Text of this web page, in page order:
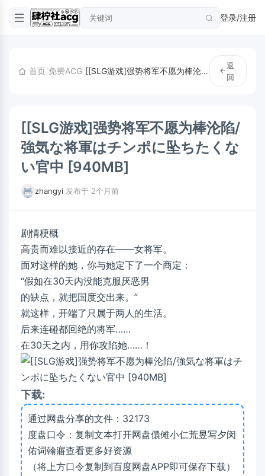
登录/注册
首页/免费ACG/ [[SLG游戏]强势将军不愿为棒沦陷/強気な将軍はチンポに坠ちたくない官中 [940MB]
返
回
[[SLG游戏]强势将军不愿为棒沦陷/
強気な将軍はチンポに坠ちたくな
い官中 [940MB]
zhangyi 发布于 2个月前
剧情梗概
高贵而难以接近的存在——女将军。
面对这样的她，你与她定下了一个商定：
“假如在30天内没能克服厌恶男
的缺点，就把国度交出来。”
就这样，开端了只属于两人的生活。
后来连碰都回绝的将军……
在30天之内，用你攻陷她……！
下载:
通过网盘分享的文件：32173
度盘口令：复制文本打开网盘儇傩小仁荒昱写夕闵
佑词翰寤查看更多好资源
（将上方口令复制到百度网盘APP即可保存下载）